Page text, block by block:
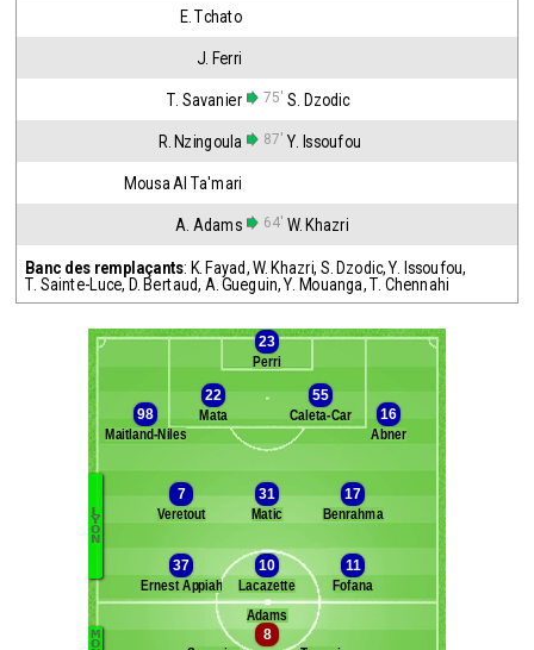
E. Tchato
J. Ferri
T. Savanier 75' S. Dzodic
R. Nzingoula 87' Y. Issoufou
Mousa Al Ta'mari
A. Adams 64' W. Khazri
Banc des remplaçants: K. Fayad,W. Khazri, S. Dzodic,Y. Issoufou,
T. Sainte-Luce, D. Bertaud, A. Gueguin,Y. Mouanga,T. Chennahi